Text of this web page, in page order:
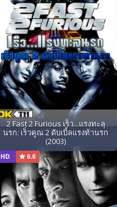
2 Fast 2 Furious เร็ว...แรงทะลุ
นรก: เร็วคูณ 2 ดับเบิ้ลแรงท้านรก
(2003)
HD 6.6